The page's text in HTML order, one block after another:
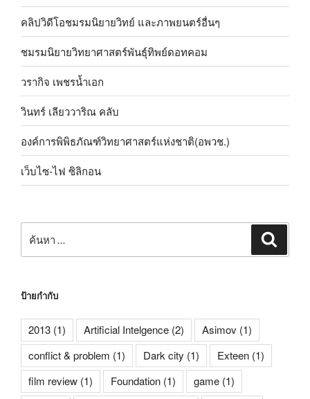
คลิปวิดีโอชมรมนิยายวิทย์ และภาพยนตร์อื่นๆ
ชมรมนิยายวิทยาศาสตร์พันธุ์ทิพย์ดอทคอม
วรากิจ เพชรน้ำเอก
วินทร์ เลียววาริณ คลับ
องค์การพิพิธภัณฑ์วิทยาศาสตร์แห่งชาติ(อพวช.)
เว็บไซ-ไฟ ซิลิกอน
ป้ายกำกับ
2013 (1) Artificial Intelgence (2) Asimov (1)
conflict & problem (1) Dark city (1) Exteen (1)
film review (1) Foundation (1) game (1)